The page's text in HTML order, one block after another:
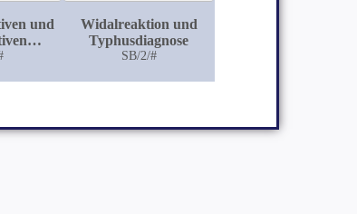
und
im
Widalreaktion und
Typhusdiagnose
SB/2/#